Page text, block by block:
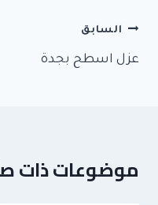
تصفّح
المقالات
السابق
عزل اسطح بجدة
موضوعات ذات